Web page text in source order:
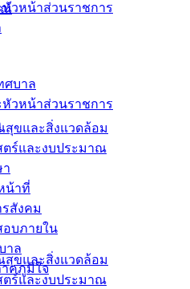
หัวหน้าส่วนราชการ
สุขและสิ่งแวดล้อม
ตร์และงบประมาณ
น้าที่
สังคม
อบภายใน
าล
คภูมิใจ
ณ์
ศบาล
หัวหน้าส่วนราชการ
สุขและสิ่งแวดล้อม
ตร์และงบประมาณ